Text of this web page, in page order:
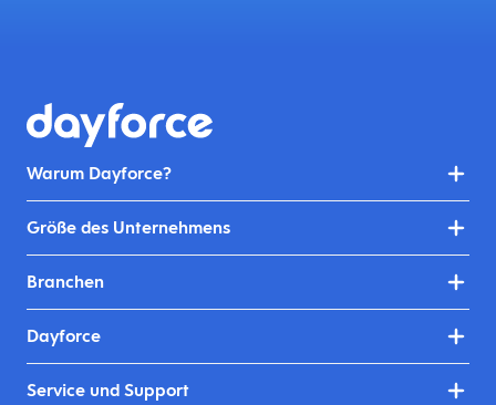
Warum Dayforce?
Größe des Unternehmens
Branchen
Dayforce
Service und Support